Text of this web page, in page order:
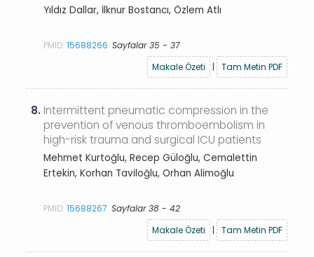
Yıldız Dallar, İlknur Bostancı, Özlem Atlı
PMID:15688266 Sayfalar 35 - 37
Makale Özeti
| Tam Metin PDF
8. Intermittent pneumatic compression in the
prevention of venous thromboembolism in
high-risk trauma and surgical ICU patients
Mehmet Kurtoğlu, Recep Güloğlu, Cemalettin
Ertekin, Korhan Taviloğlu, Orhan Alimoğlu
PMID:15688267 Sayfalar 38 - 42
Makale Özeti
| Tam Metin PDF